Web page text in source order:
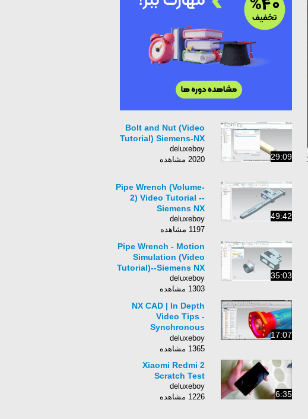
29:09
Bolt and Nut (Video
Tutorial) Siemens-NX
deluxeboy
2020 مشاهده
49:42
Pipe Wrench (Volume-
2) Video Tutorial --
Siemens NX
deluxeboy
1197 مشاهده
35:03
Pipe Wrench - Motion
Simulation (Video
Tutorial)--Siemens NX
deluxeboy
1303 مشاهده
17:07
NX CAD | In Depth
Video Tips -
Synchronous
Technology and
Assemblies
deluxeboy
1365 مشاهده
6:35
Xiaomi Redmi 2
Scratch Test
deluxeboy
1226 مشاهده